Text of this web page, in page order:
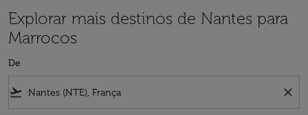
Explorar mais destinos de Nantes para
Marrocos
De
flight_takeoff close